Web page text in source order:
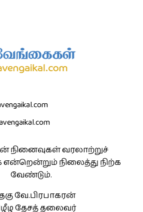
நினைவுகள் வரலாற்றுச்
நிலைத்து நிற்க
வேண்டும்.
வே.பிரபாகரன்
தேசத் தலைவர்